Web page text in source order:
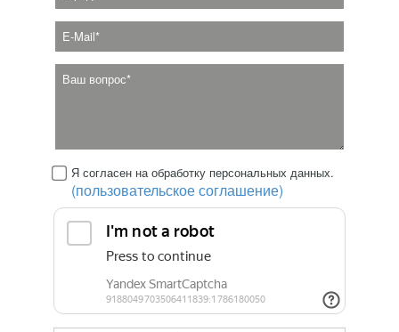
Я согласен на обработку персональных данных.
(пользовательское соглашение)